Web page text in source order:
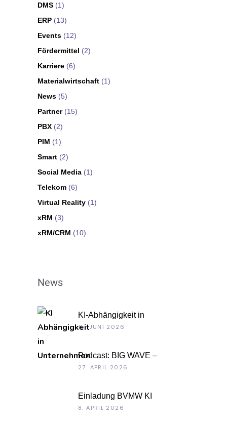
DMS (1)
ERP (13)
Events (12)
Fördermittel (2)
Karriere (6)
Materialwirtschaft (1)
News (5)
Partner(15)
PBX (2)
PIM (1)
Smart (2)
Social Media (1)
Telekom (6)
Virtual Reality (1)
xRM (3)
xRM/CRM (10)
News
KI-Abhängigkeit in
Unternehmen
15. JUNI 2026
Podcast: BIG WAVE –
Unternehmenskultur als
27. APRIL 2026
Einladung BVMW KI
Roadshow 2026: KI im Kontext
8. APRIL 2026